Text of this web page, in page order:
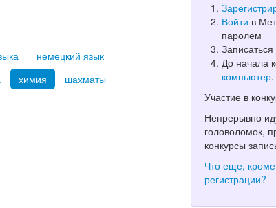
немецкий язык
химия
шахматы
Войти в
паролем
До начала
компьютер.
Участие в
Непрерывно
головоломок,
конкурсы
Что еще, кроме
регистрации?